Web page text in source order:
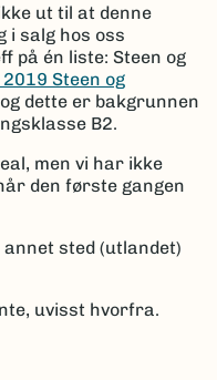
ut til at denne
i salg hos oss
på én liste: Steen og
Steen og
dette er bakgrunnen
B2.
men vi har ikke
den første gangen
sted (utlandet)
uvisst hvorfra.